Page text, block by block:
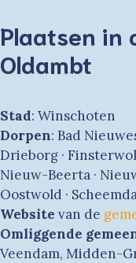
Plaatsen in
Oldambt
Stad: Winschoten
Dorpen: Bad
Drieborg ·
Nieuw-Beerta ·
Oostwold ·
Website van de
Omliggende
Veendam, Midden-